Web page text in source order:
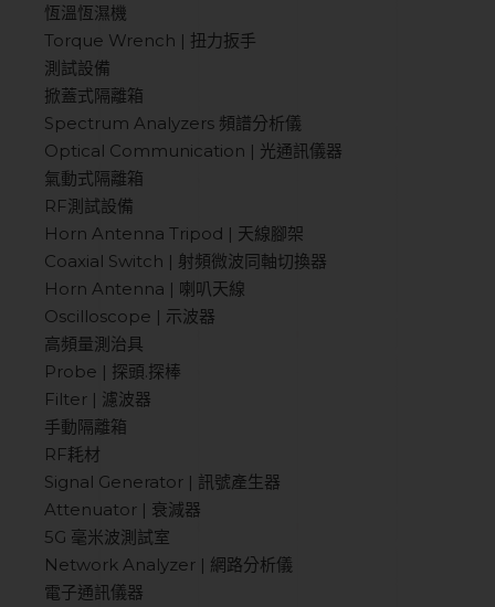
恆溫恆濕機
Torque Wrench | 扭力扳手
測試設備
掀蓋式隔離箱
Spectrum Analyzers 頻譜分析儀
Optical Communication | 光通訊儀器
氣動式隔離箱
RF測試設備
Horn Antenna Tripod | 天線腳架
Coaxial Switch | 射頻微波同軸切換器
Horn Antenna | 喇叭天線
Oscilloscope | 示波器
高頻量測治具
Probe | 探頭.探棒
Filter | 濾波器
手動隔離箱
RF耗材
Signal Generator | 訊號產生器
Attenuator | 衰減器
5G 毫米波測試室
Network Analyzer | 網路分析儀
電子通訊儀器